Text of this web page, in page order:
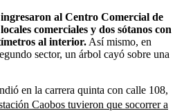
al Centro Comercial de
comerciales y dos sótanos con
al interior. Así mismo, en
sector, un árbol cayó sobre una
en la carrera quinta con calle 108,
Caobos tuvieron que socorrer a